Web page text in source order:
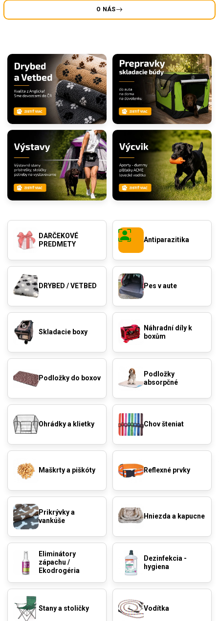
O NÁS
DARČEKOVÉ
PREDMETY
Antiparazitika
DRYBED / VETBED Pes v aute
Skladacie boxy
Náhradní díly k
boxům
Podložky do boxov
Podložky
absorpčné
Ohrádky a klietky Chov šteniat
Maškrty a piškóty Reflexné prvky
Prikrývky a
vankúše
Hniezda a kapucne
Eliminátory
zápachu /
Ekodrogéria
Dezinfekcia -
hygiena
Stany a stoličky Vodítka